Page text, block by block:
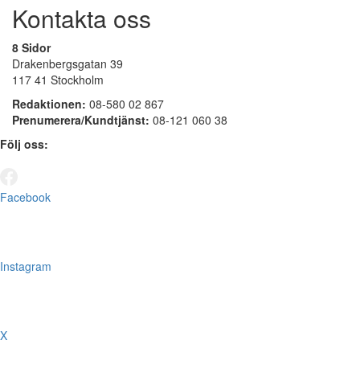
Kontakta oss
8 Sidor
Drakenbergsgatan 39
117 41 Stockholm
Redaktionen: 08-580 02 867
Prenumerera/Kundtjänst: 08-121 060 38
Följ oss:
Facebook
Instagram
X